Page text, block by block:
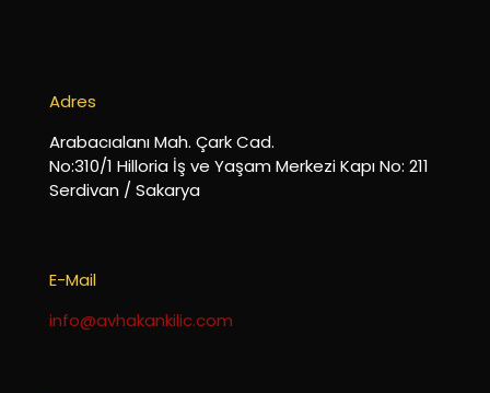
Adres
Arabacıalanı Mah. Çark Cad.
No:310/1 Hilloria İş ve Yaşam Merkezi Kapı No: 211
Serdivan / Sakarya
E-Mail
info@avhakankilic.com